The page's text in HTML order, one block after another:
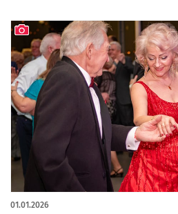
01.01.2026
artykuł z galerią zdjęć